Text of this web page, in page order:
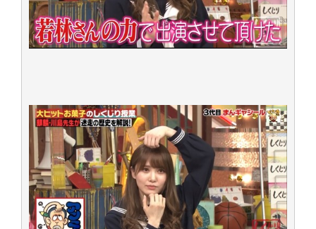
ーン.gif
ふぇどみ！ / 【悲報】呪術廻戦、視聴率5.1%
ふぇどみ！ / 【画像】スポ－ツキャスターお姉さん・ハメまくりだったｗｗ
ｗｗｗｗｗｗｗｗｗｗ